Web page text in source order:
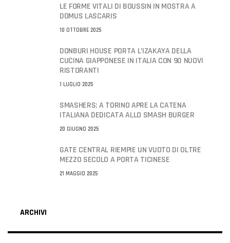
LE FORME VITALI DI BOUSSIN IN MOSTRA A
DOMUS LASCARIS
10 OTTOBRE 2025
DONBURI HOUSE PORTA L’IZAKAYA DELLA
CUCINA GIAPPONESE IN ITALIA CON 90 NUOVI
RISTORANTI
1 LUGLIO 2025
SMASHERS: A TORINO APRE LA CATENA
ITALIANA DEDICATA ALLO SMASH BURGER
20 GIUGNO 2025
GATE CENTRAL RIEMPIE UN VUOTO DI OLTRE
MEZZO SECOLO A PORTA TICINESE
21 MAGGIO 2025
ARCHIVI